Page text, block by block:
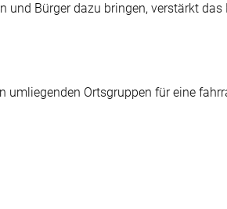
und Bürger dazu bringen, verstärkt das
umliegenden Ortsgruppen für eine